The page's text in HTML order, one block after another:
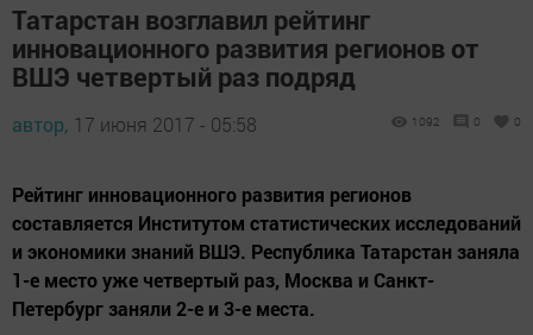
Татарстан возглавил рейтинг
инновационного развития регионов от
ВШЭ четвертый раз подряд
автор, 17 июня 2017 - 05:58 1092 0 0
Рейтинг инновационного развития регионов
составляется Институтом статистических исследований
и экономики знаний ВШЭ. Республика Татарстан заняла
1-е место уже четвертый раз, Москва и Санкт-
Петербург заняли 2-е и 3-е места.